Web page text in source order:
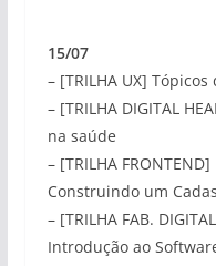
15/07
– [TRILHA UX]
– [TRILHA DIGITAL
na saúde
– [TRILHA
Construindo um
– [TRILHA FAB.
Introdução ao